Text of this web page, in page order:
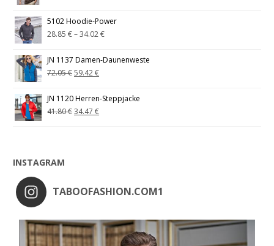
5102 Hoodie-Power
28.85€–34.02€
JN 1137 Damen-Daunenweste
72.05€59.42€
JN 1120 Herren-Steppjacke
41.80€34.47€
INSTAGRAM
TABOOFASHION.COM1